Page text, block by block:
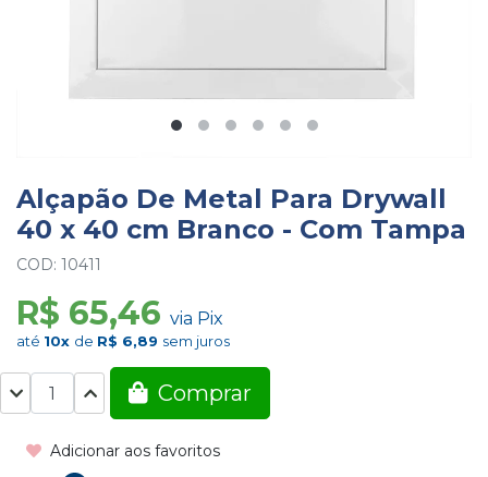
Alçapão De Metal Para Drywall
40 x 40 cm Branco - Com Tampa
COD: 10411
até 10x de R$ 6,89 sem juros
R$ 65,46 via Pix
Comprar
Adicionar aos favoritos